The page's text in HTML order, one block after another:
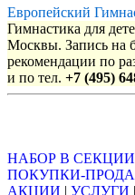
Европейский
Гимнастика для
Москвы. Запись на
рекомендации по
и по тел. +7 (495)
НАБОР В СЕКЦИИ
ПОКУПКИ-
АКЦИИ | УСЛУГИ |